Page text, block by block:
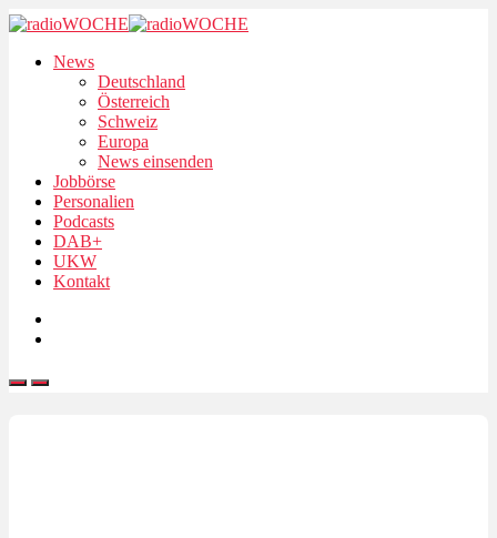
News
Deutschland
Österreich
Schweiz
Europa
News einsenden
Jobbörse
Personalien
Podcasts
DAB+
UKW
Kontakt